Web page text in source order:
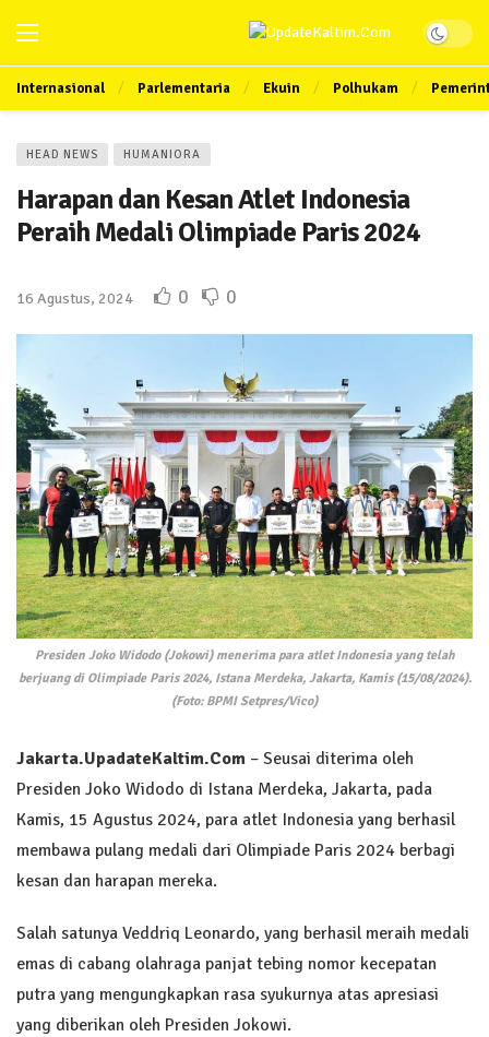
Internasional Parlementaria Ekuin Polhukam
HEAD NEWS HUMANIORA
Harapan dan Kesan Atlet Indonesia
Peraih Medali Olimpiade Paris 2024
16 Agustus, 2024 0 0
Presiden Joko Widodo (Jokowi) menerima para atlet Indonesia yang telah
berjuang di Olimpiade Paris 2024, Istana Merdeka, Jakarta, Kamis (15/08/2024).
(Foto: BPMI Setpres/Vico)
Jakarta.UpadateKaltim.Com – Seusai diterima oleh
Presiden Joko Widodo di Istana Merdeka, Jakarta, pada
Kamis, 15 Agustus 2024, para atlet Indonesia yang berhasil
membawa pulang medali dari Olimpiade Paris 2024 berbagi
kesan dan harapan mereka.
Salah satunya Veddriq Leonardo, yang berhasil meraih medali
emas di cabang olahraga panjat tebing nomor kecepatan
putra yang mengungkapkan rasa syukurnya atas apresiasi
yang diberikan oleh Presiden Jokowi.